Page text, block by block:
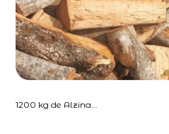
1200 kg de Alzina...